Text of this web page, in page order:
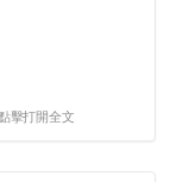
擊打開全文